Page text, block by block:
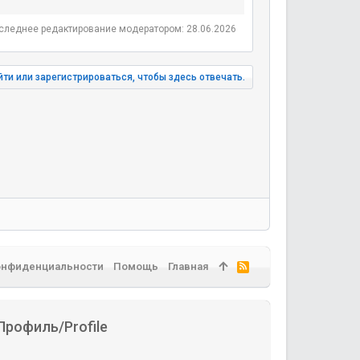
редактирование модератором: 28.06.2026
или зарегистрироваться, чтобы здесь отвечать.
Profile
Помощь Главная
R
S
S